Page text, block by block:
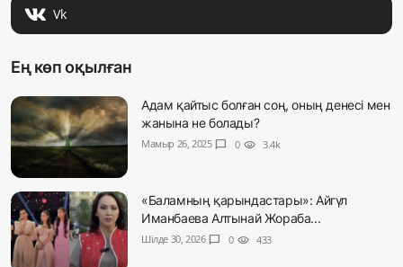
Vk
Ең көп оқылған
Адам қайтыс болған соң, оның денесі мен
жанына не болады?
Мамыр 26, 2025 chat_bubble 0 visibility 3.4k
«Баламның қарындастары»: Айгүл
Иманбаева Алтынай Жораба...
Шілде 30, 2026 chat_bubble 0 visibility 433